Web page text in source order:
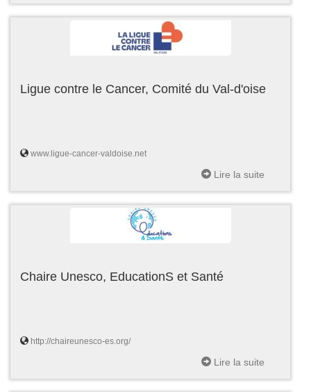
Ligue contre le Cancer, Comité du Val-d'oise
www.ligue-cancer-valdoise.net
Lire la suite
Chaire Unesco, EducationS et Santé
http://chaireunesco-es.org/
Lire la suite